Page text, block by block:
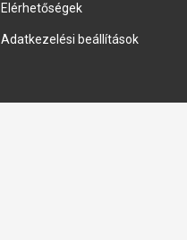
Elérhetőségek
Adatkezelési beállítások